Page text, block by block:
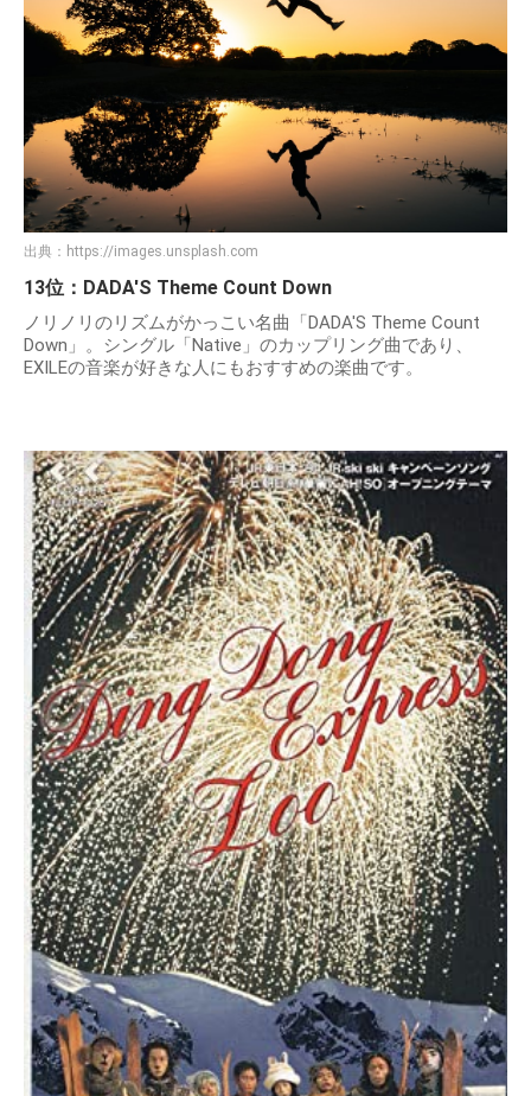
出典： https://images.unsplash.com
13位：DADA'S Theme Count Down
ノリノリのリズムがかっこい名曲「DADA'S Theme Count
Down」。シングル「Native」のカップリング曲であり、
EXILEの音楽が好きな人にもおすすめの楽曲です。